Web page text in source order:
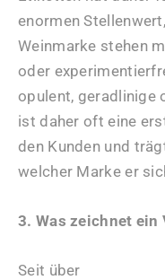
enormen
Weinmarke stehen
oder
opulent, geradlinige
ist daher oft eine
den Kunden und
welcher Marke er
3. Was zeichnet ein
Seit über